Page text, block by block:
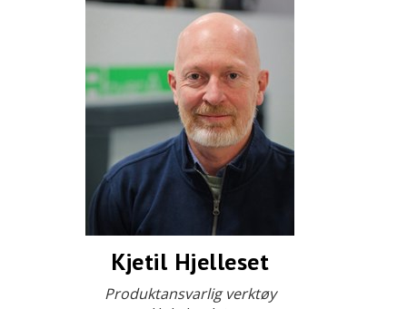
Kjetil Hjelleset
Produktansvarlig verktøy